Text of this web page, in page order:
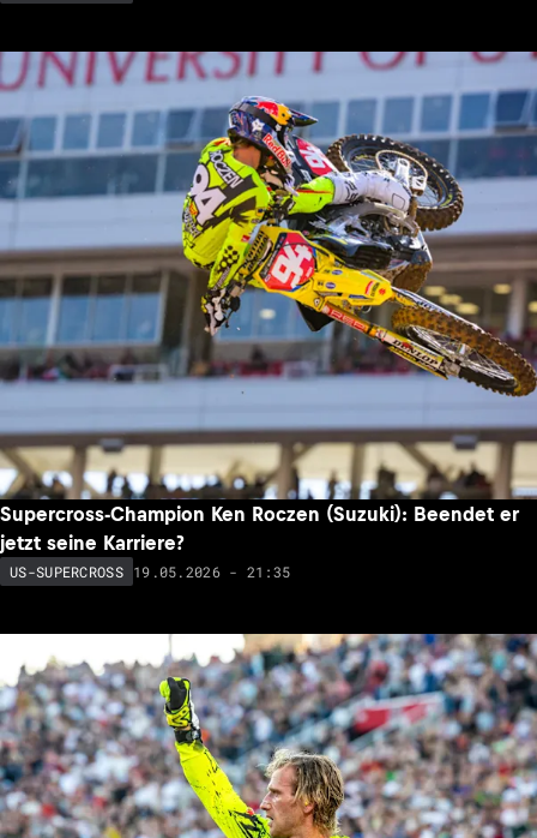
Supercross-Champion Ken Roczen (Suzuki): Beendet er
jetzt seine Karriere?
US-SUPERCROSS 19.05.2026 - 21:35